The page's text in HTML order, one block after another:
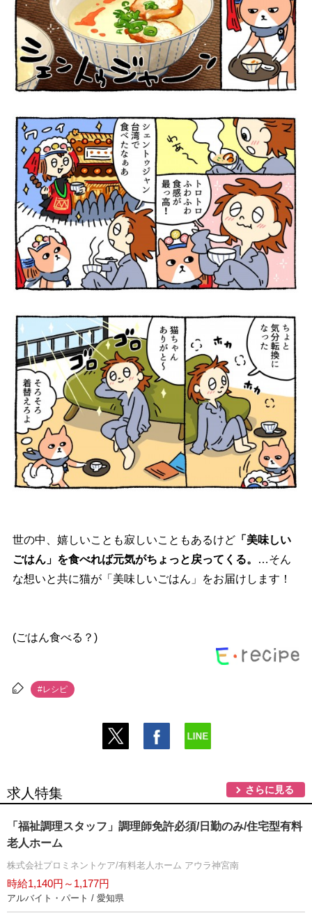
世の中、嬉しいことも寂しいこともあるけど「美味しい
ごはん」を食べれば元気がちょっと戻ってくる。
…そん
な想いと共に猫が「美味しいごはん」をお届けします！
(ごはん食べる？)
#レシピ
求人特集 さらに見る
「福祉調理スタッフ」調理師免許必須/日勤のみ/住宅型有料
老人ホーム
株式会社プロミネントケア/有料老人ホーム アウラ神宮南
時給1,140円～1,177円
アルバイト・パート / 愛知県